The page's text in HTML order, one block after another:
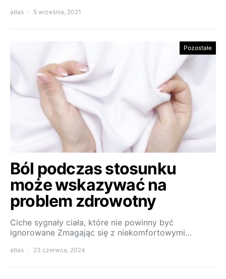
atlas 5 września, 2021
Pozostałe
Ból podczas stosunku
może wskazywać na
problem zdrowotny
Ciche sygnały ciała, które nie powinny być
ignorowane Zmagając się z niekomfortowymi…
atlas 23 czerwca, 2024